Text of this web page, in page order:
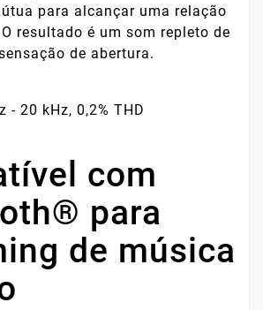
para alcançar uma relação
resultado é um som repleto de
de abertura.
- 20 kHz, 0,2% THD
com
para
de música